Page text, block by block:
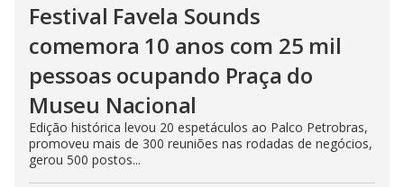
Festival Favela Sounds
comemora 10 anos com 25 mil
pessoas ocupando Praça do
Museu Nacional
Edição histórica levou 20 espetáculos ao Palco Petrobras,
promoveu mais de 300 reuniões nas rodadas de negócios,
gerou 500 postos...